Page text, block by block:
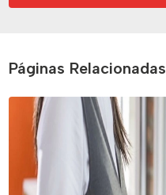
Páginas Relacionadas